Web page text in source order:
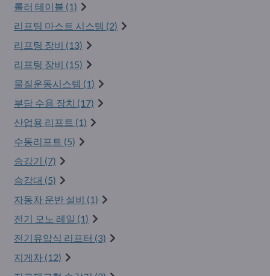
롤러 테이블 (1)
리프팅 마스트 시스템 (2)
리프팅 장비 (13)
리프팅 장비 (15)
물질운동시스템 (1)
부담 수용 장치 (17)
산업용 리프트 (1)
수동리프트 (5)
승강기 (7)
승강대 (5)
자동차 운반 설비 (1)
전기 모노 레일 (1)
전기유압식 리프터 (3)
지게차 (12)